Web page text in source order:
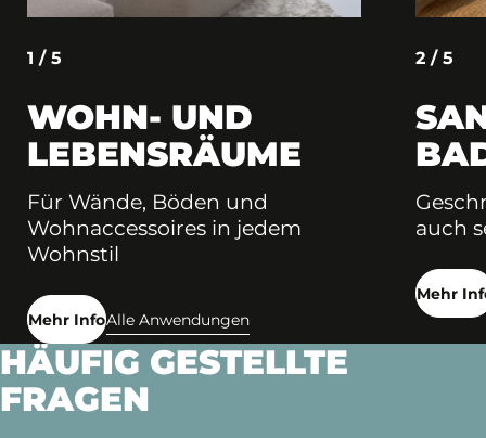
1 / 5
WOHN- UND
LEBENSRÄUME
Für Wände, Böden und
Wohnaccessoires in jedem
Wohnstil
Mehr InfoAlle Anwendungen
2 / 5
auch
Mehr
HÄUFIG GESTELLTE
FRAGEN